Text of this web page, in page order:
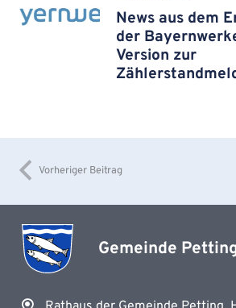
News aus dem
der
Version zur
Vorheriger Beitrag
Gemeinde